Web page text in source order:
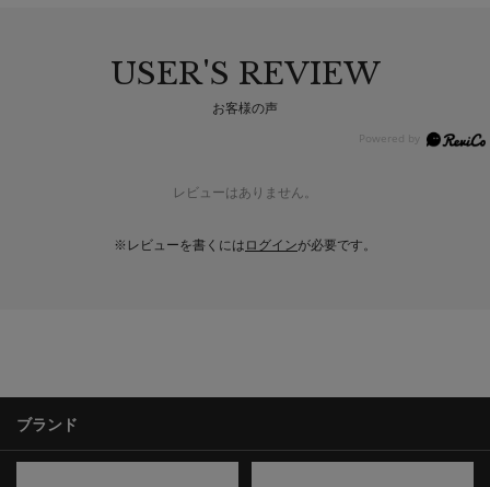
USER'S REVIEW
お客様の声
レビューはありません。
※レビューを書くには ログインが必要です。
ブランド